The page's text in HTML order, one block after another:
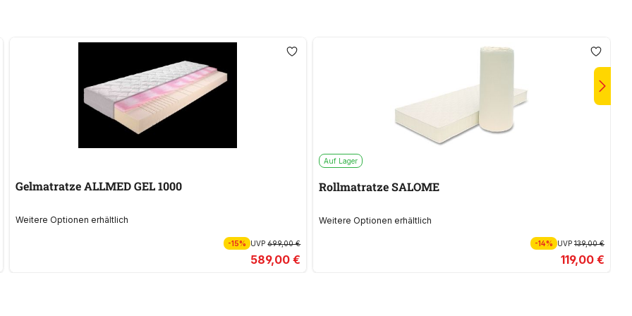
Gelmatratze ALLMED GEL 1000
Weitere Optionen erhältlich
-15% UVP699,00 €
589,00 €
Auf Lager
Rollmatratze SALOME
Weitere Optionen erhältlich
-14% UVP 139,00 €
119,00 €